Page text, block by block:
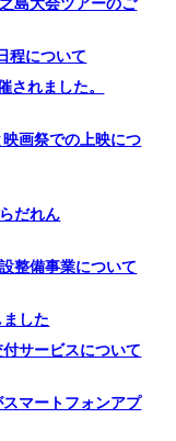
程について
されました。
画祭での上映につ
だれん
整備事業について
ました
サービスについて
マートフォンアプ